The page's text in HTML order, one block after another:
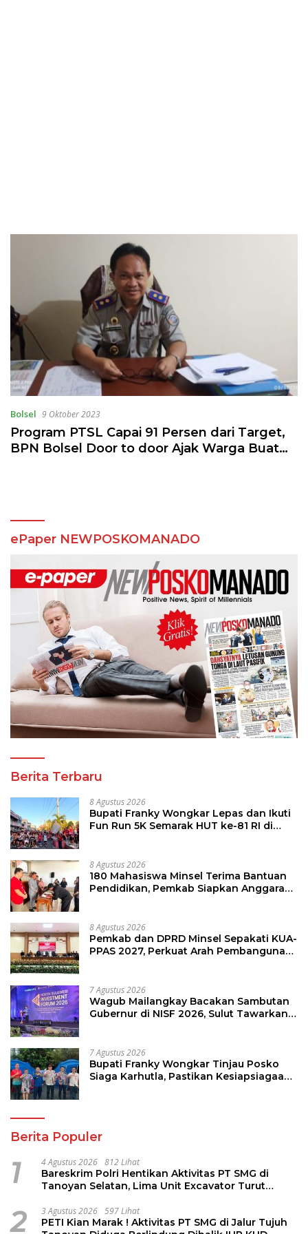
Bolsel 9 Oktober 2023
Program PTSL Capai 91 Persen dari Target,
BPN Bolsel Door to door Ajak Warga Buat
ePaper NEWPOSKOMANADO
Berita Terbaru
8 Agustus 2026
Bupati Franky Wongkar Lepas dan Ikuti
Fun Run 5K Semarak HUT ke-81 RI di
8 Agustus 2026
180 Mahasiswa Minsel Terima Bantuan
Pendidikan, Pemkab Siapkan Anggaran
8 Agustus 2026
Pemkab dan DPRD Minsel Sepakati KUA-
PPAS 2027, Perkuat Arah Pembangunan
7 Agustus 2026
Wagub Mailangkay Bacakan Sambutan
Gubernur di NISF 2026, Sulut Tawarkan
7 Agustus 2026
Bupati Franky Wongkar Tinjau Posko
Siaga Karhutla, Pastikan Kesiapsiagaan
Berita Populer
1 4 Agustus 2026 812 Lihat
Bareskrim Polri Hentikan Aktivitas PT SMG di
Tanoyan Selatan, Lima Unit Excavator Turut
2 3 Agustus 2026 597 Lihat
PETI Kian Marak ! Aktivitas PT SMG di Jalur Tujuh